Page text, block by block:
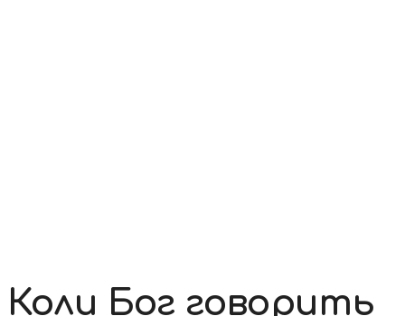
Коли Бог говорить